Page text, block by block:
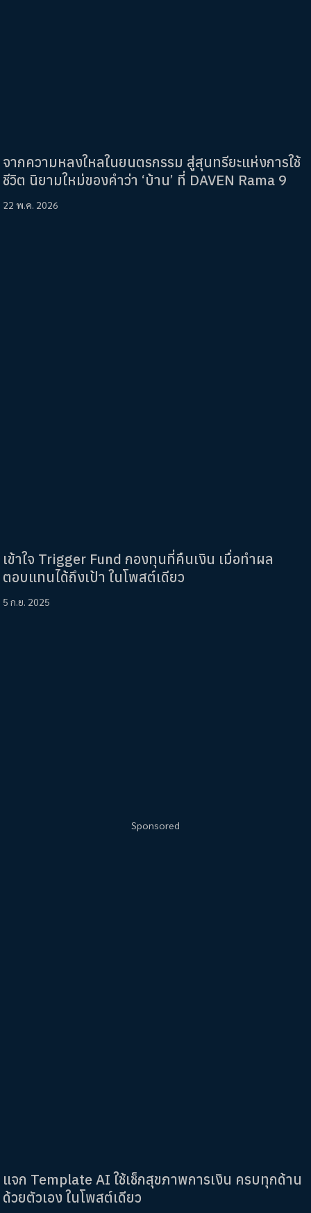
จากความหลงใหลในยนตรกรรม สู่สุนทรียะแห่งการใช้
ชีวิต นิยามใหม่ของคำว่า ‘บ้าน’ ที่ DAVEN Rama 9
22 พ.ค. 2026
เข้าใจ Trigger Fund กองทุนที่คืนเงิน เมื่อทำผล
ตอบแทนได้ถึงเป้า ในโพสต์เดียว
5 ก.ย. 2025
Sponsored
แจก Template AI ใช้เช็กสุขภาพการเงิน ครบทุกด้าน
ด้วยตัวเอง ในโพสต์เดียว